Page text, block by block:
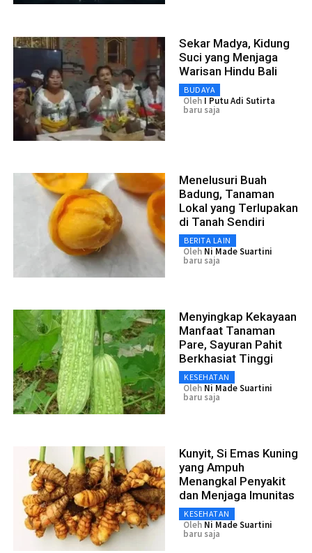
Sekar Madya, Kidung
Suci yang Menjaga
Warisan Hindu Bali
BUDAYA
Oleh I Putu Adi Sutirta
baru saja
Menelusuri Buah
Badung, Tanaman
Lokal yang Terlupakan
di Tanah Sendiri
BERITA LAIN
Oleh Ni Made Suartini
baru saja
Menyingkap Kekayaan
Manfaat Tanaman
Pare, Sayuran Pahit
Berkhasiat Tinggi
KESEHATAN
Oleh Ni Made Suartini
baru saja
Kunyit, Si Emas Kuning
yang Ampuh
Menangkal Penyakit
dan Menjaga Imunitas
KESEHATAN
Oleh Ni Made Suartini
baru saja